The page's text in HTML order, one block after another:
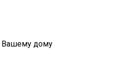
Вашему дому